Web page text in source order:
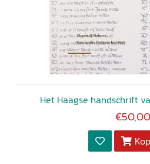
Het Haagse handschrift
€50,00